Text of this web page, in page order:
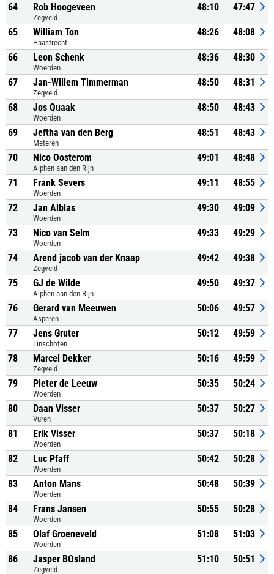
64 Rob Hoogeveen
Zegveld
48:10 47:47
65 William Ton
Haastrecht
48:26 48:08
66 Leon Schenk
Woerden
48:36 48:30
67 Jan-Willem Timmerman
Zegveld
48:50 48:31
68 Jos Quaak
Woerden
48:50 48:43
69 Jeftha van den Berg
Meteren
48:51 48:43
70 Nico Oosterom
Alphen aan den Rijn
49:01 48:48
71 Frank Severs
Woerden
49:11 48:55
72 Jan Alblas
Woerden
49:30 49:09
73 Nico van Selm
Woerden
49:33 49:29
74 Arend jacob van der Knaap
Zegveld
49:42 49:38
75 GJ de Wilde
Alphen aan den Rijn
49:50 49:37
76 Gerard van Meeuwen
Asperen
50:06 49:57
77 Jens Gruter
Linschoten
50:12 49:59
78 Marcel Dekker
Zegveld
50:16 49:59
79 Pieter de Leeuw
Woerden
50:35 50:24
80 Daan Visser
Vuren
50:37 50:27
81 Erik Visser
Woerden
50:37 50:18
82 Luc Pfaff
Woerden
50:42 50:28
83 Anton Mans
Woerden
50:48 50:39
84 Frans Jansen
Woerden
50:55 50:28
85 Olaf Groeneveld
Woerden
51:08 51:03
86 Jasper BOsland
Zegveld
51:10 50:51